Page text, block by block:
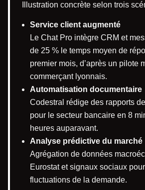
Illustration concrète selon trois
Service client augmenté
Le Chat Pro intègre CRM et
de 25 % le temps moyen de
premier mois, d’après un pilote
commerçant lyonnais.
Automatisation documentaire
Codestral rédige des rapports
pour le secteur bancaire en 8
heures auparavant.
Analyse prédictive du marché
Agrégation de données
Eurostat et signaux sociaux
fluctuations de la demande.